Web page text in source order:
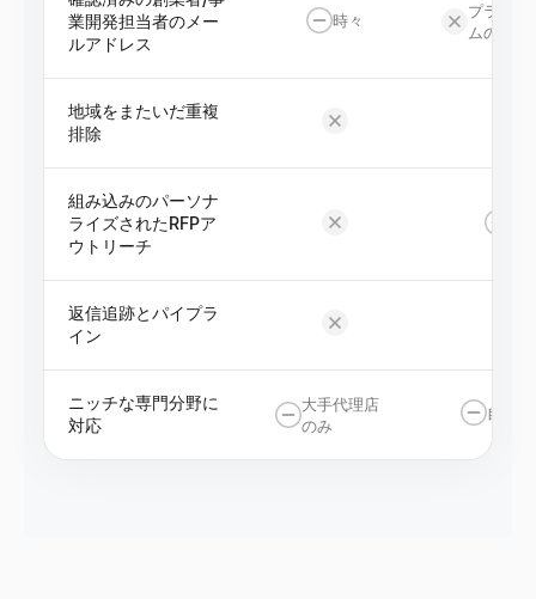
業開発担当者のメー
ルアドレス
時々
プラット
ムのみ
地域をまたいだ重複
排除
組み込みのパーソナ
ライズされたRFPア
ウトリーチ
返信追跡とパイプラ
イン
ニッチな専門分野に
対応
大手代理店
のみ
自己